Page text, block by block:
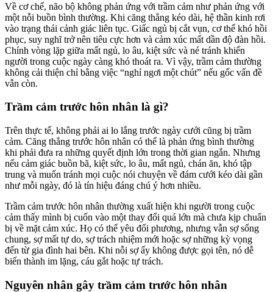
Về cơ chế, não bộ không phản ứng với trầm cảm như phản ứng với
một nỗi buồn bình thường. Khi căng thẳng kéo dài, hệ thần kinh rơi
vào trạng thái cảnh giác liên tục. Giấc ngủ bị cắt vụn, cơ thể khó hồi
phục, suy nghĩ trở nên tiêu cực hơn và cảm xúc mất dần độ đàn hồi.
Chính vòng lặp giữa mất ngủ, lo âu, kiệt sức và né tránh khiến
người trong cuộc ngày càng khó thoát ra. Vì vậy, trầm cảm thường
không cải thiện chỉ bằng việc “nghỉ ngơi một chút” nếu gốc vấn đề
vẫn còn.
Trầm cảm trước hôn nhân là gì?
Trên thực tế, không phải ai lo lắng trước ngày cưới cũng bị trầm
cảm. Căng thẳng trước hôn nhân có thể là phản ứng bình thường
khi phải đưa ra những quyết định lớn trong thời gian ngắn. Nhưng
nếu cảm giác buồn bã, kiệt sức, lo âu, mất ngủ, chán ăn, khó tập
trung và muốn tránh mọi cuộc nói chuyện về đám cưới kéo dài gần
như mỗi ngày, đó là tín hiệu đáng chú ý hơn nhiều.
Trầm cảm trước hôn nhân thường xuất hiện khi người trong cuộc
cảm thấy mình bị cuốn vào một thay đổi quá lớn mà chưa kịp chuẩn
bị về mặt cảm xúc. Họ có thể yêu đối phương, nhưng vẫn sợ sống
chung, sợ mất tự do, sợ trách nhiệm mới hoặc sợ những kỳ vọng
đến từ gia đình hai bên. Khi nỗi sợ ấy không được gọi tên, nó dễ
biến thành im lặng, cáu gắt hoặc tự trách.
Nguyên nhân gây trầm cảm trước hôn nhân